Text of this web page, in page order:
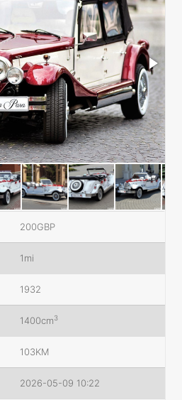
200GBP
1mi
1932
1400cm3
103KM
2026-05-09 10:22